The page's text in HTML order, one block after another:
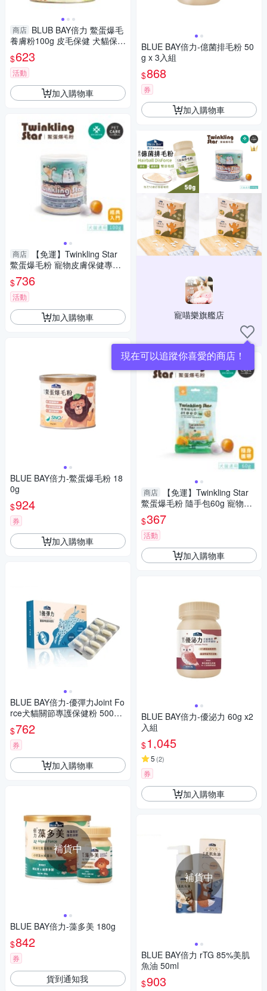
商店 BLUB BAY倍力 鱉蛋爆毛
養膚粉100g 皮毛保健 犬貓保健
品『寵喵樂旗艦店』
$623
活動
加入購物車
商店
【免運】Twinkling Star
鱉蛋爆毛粉 寵物皮膚保健專用
小罐100g 犬貓適用『寵喵樂旗
艦店』
$736
活動
加入購物車
BLUE BAY倍力-鱉蛋爆毛粉 18
0g
$924
券
加入購物車
BLUE BAY倍力-優彈力Joint Fo
rce犬貓關節專護保健粉 500毫
克/顆，30顆/包 犬貓適用
$762
券
加入購物車
補貨中
BLUE BAY倍力-藻多美 180g
$842
券
貨到通知我
BLUE BAY倍力-億菌排毛粉 50
g x 3入組
$868
券
加入購物車
寵喵樂旗艦店
現在可以追蹤你喜愛的商店！
商店
【免運】Twinkling Star
鱉蛋爆毛粉 隨手包60g 寵物皮
膚保健專用 犬貓適用 『寵喵樂
旗艦店』
$367
活動
加入購物車
BLUE BAY倍力-優泌力 60g x2
入組
$1,045
5 (2)
券
加入購物車
補貨中
BLUE BAY倍力 rTG 85%美肌
魚油 50ml
$903